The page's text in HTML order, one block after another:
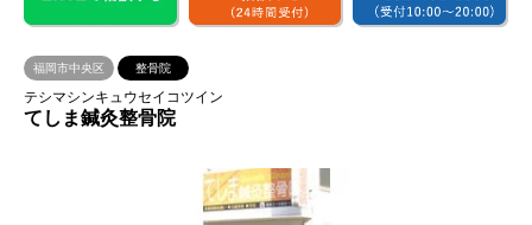
福岡市中央区 整骨院
テシマシンキュウセイコツイン
てしま鍼灸整骨院